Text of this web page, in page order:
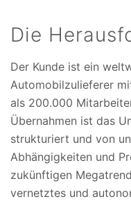
Die
Der Kunde ist ein
Automobilzulieferer
als 200.000
Übernahmen ist das
strukturiert und von
Abhängigkeiten und
zukünftigen
vernetztes und